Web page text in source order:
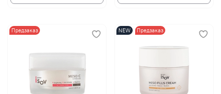
Предзаказ NEW Предзаказ